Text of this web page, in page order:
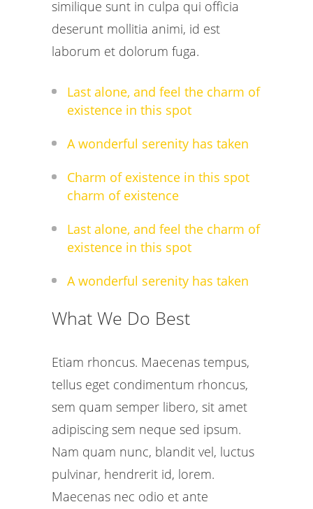
similique sunt in culpa qui officia
deserunt mollitia animi, id est
laborum et dolorum fuga.
Last alone, and feel the charm of
existence in this spot
A wonderful serenity has taken
Charm of existence in this spot
charm of existence
Last alone, and feel the charm of
existence in this spot
A wonderful serenity has taken
What We Do Best
Etiam rhoncus. Maecenas tempus,
tellus eget condimentum rhoncus,
sem quam semper libero, sit amet
adipiscing sem neque sed ipsum.
Nam quam nunc, blandit vel, luctus
pulvinar, hendrerit id, lorem.
Maecenas nec odio et ante